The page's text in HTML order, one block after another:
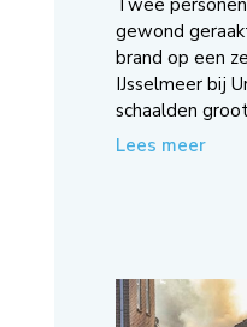
Twee
gewond
brand op een
IJsselmeer bij
schaalden
Lees meer